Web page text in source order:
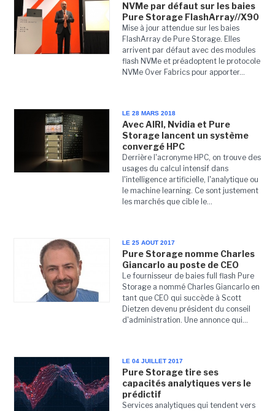
NVMe par défaut sur les baies
Pure Storage FlashArray//X90
Mise à jour attendue sur les baies
FlashArray de Pure Storage. Elles
arrivent par défaut avec des modules
flash NVMe et préadoptent le protocole
NVMe Over Fabrics pour apporter...
LE 28 MARS 2018
Avec AIRI, Nvidia et Pure
Storage lancent un système
convergé HPC
Derrière l'acronyme HPC, on trouve des
usages du calcul intensif dans
l'intelligence artificielle, l'analytique ou
le machine learning. Ce sont justement
les marchés que cible le...
LE 25 AOUT 2017
Pure Storage nomme Charles
Giancarlo au poste de CEO
Le fournisseur de baies full flash Pure
Storage a nommé Charles Giancarlo en
tant que CEO qui succède à Scott
Dietzen devenu président du conseil
d'administration. Une annonce qui...
LE 04 JUILLET 2017
Pure Storage tire ses
capacités analytiques vers le
prédictif
Services analytiques qui tendent vers